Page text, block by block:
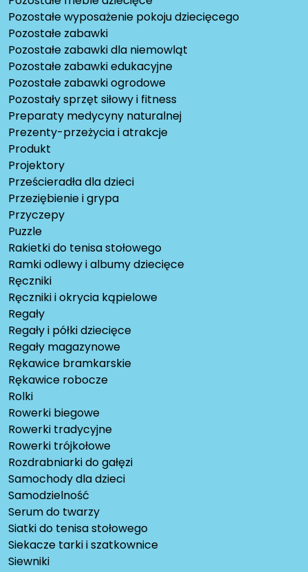
Pozostałe wyposażenie pokoju dziecięcego
Pozostałe zabawki
Pozostałe zabawki dla niemowląt
Pozostałe zabawki edukacyjne
Pozostałe zabawki ogrodowe
Pozostały sprzęt siłowy i fitness
Preparaty medycyny naturalnej
Prezenty-przeżycia i atrakcje
Produkt
Projektory
Prześcieradła dla dzieci
Przeziębienie i grypa
Przyczepy
Puzzle
Rakietki do tenisa stołowego
Ramki odlewy i albumy dziecięce
Ręczniki
Ręczniki i okrycia kąpielowe
Regały
Regały i półki dziecięce
Regały magazynowe
Rękawice bramkarskie
Rękawice robocze
Rolki
Rowerki biegowe
Rowerki tradycyjne
Rowerki trójkołowe
Rozdrabniarki do gałęzi
Samochody dla dzieci
Samodzielność
Serum do twarzy
Siatki do tenisa stołowego
Siekacze tarki i szatkownice
Siewniki